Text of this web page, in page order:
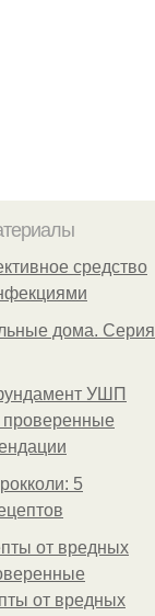
средство
дома. Серия
УШП
5
от вредных
от вредных